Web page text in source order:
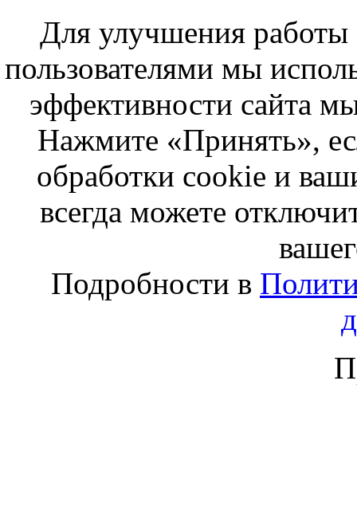
Для улучшения работы
пользователями мы
эффективности сайта
Нажмите «Принять»,
обработки cookie и
всегда можете
Подробности в